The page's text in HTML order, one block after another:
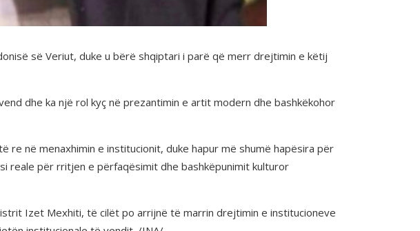
së Veriut, duke u bërë shqiptari i parë që merr drejtimin e këtij
dhe ka një rol kyç në prezantimin e artit modern dhe bashkëkohor
në menaxhimin e institucionit, duke hapur më shumë hapësira për
reale për rritjen e përfaqësimit dhe bashkëpunimit kulturor
Izet Mexhiti, të cilët po arrijnë të marrin drejtimin e institucioneve